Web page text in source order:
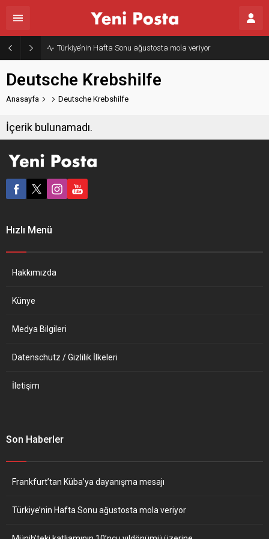
Türkiye’nin Hafta Sonu ağustosta mola veriyor
Deutsche Krebshilfe
Anasayfa Deutsche Krebshilfe
İçerik bulunamadı.
Hızlı Menü
Hakkımızda
Künye
Medya Bilgileri
Datenschutz / Gizlilik İlkeleri
İletişim
Son Haberler
Frankfurt’tan Küba’ya dayanışma mesajı
Türkiye’nin Hafta Sonu ağustosta mola veriyor